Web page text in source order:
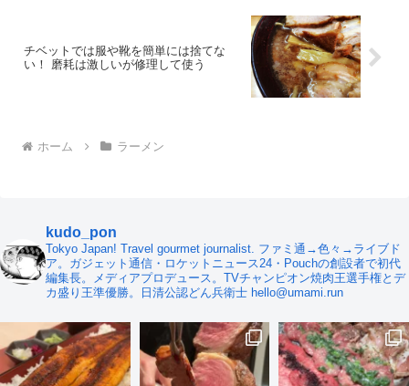
チベットでは服や靴を簡単には捨てな
い！ 磨耗は激しいが修理して使う
ホーム ラーメン
kudo_pon
Tokyo Japan! Travel gourmet journalist. ファミ通→色々→ライブド
ア。ガジェット通信・ロケットニュース24・Pouchの創設者で初代
編集長。メディアプロデュース。TVチャンピオン焼肉王選手権とデ
カ盛り王準優勝。日清公認どん兵衛士 hello@umami.run